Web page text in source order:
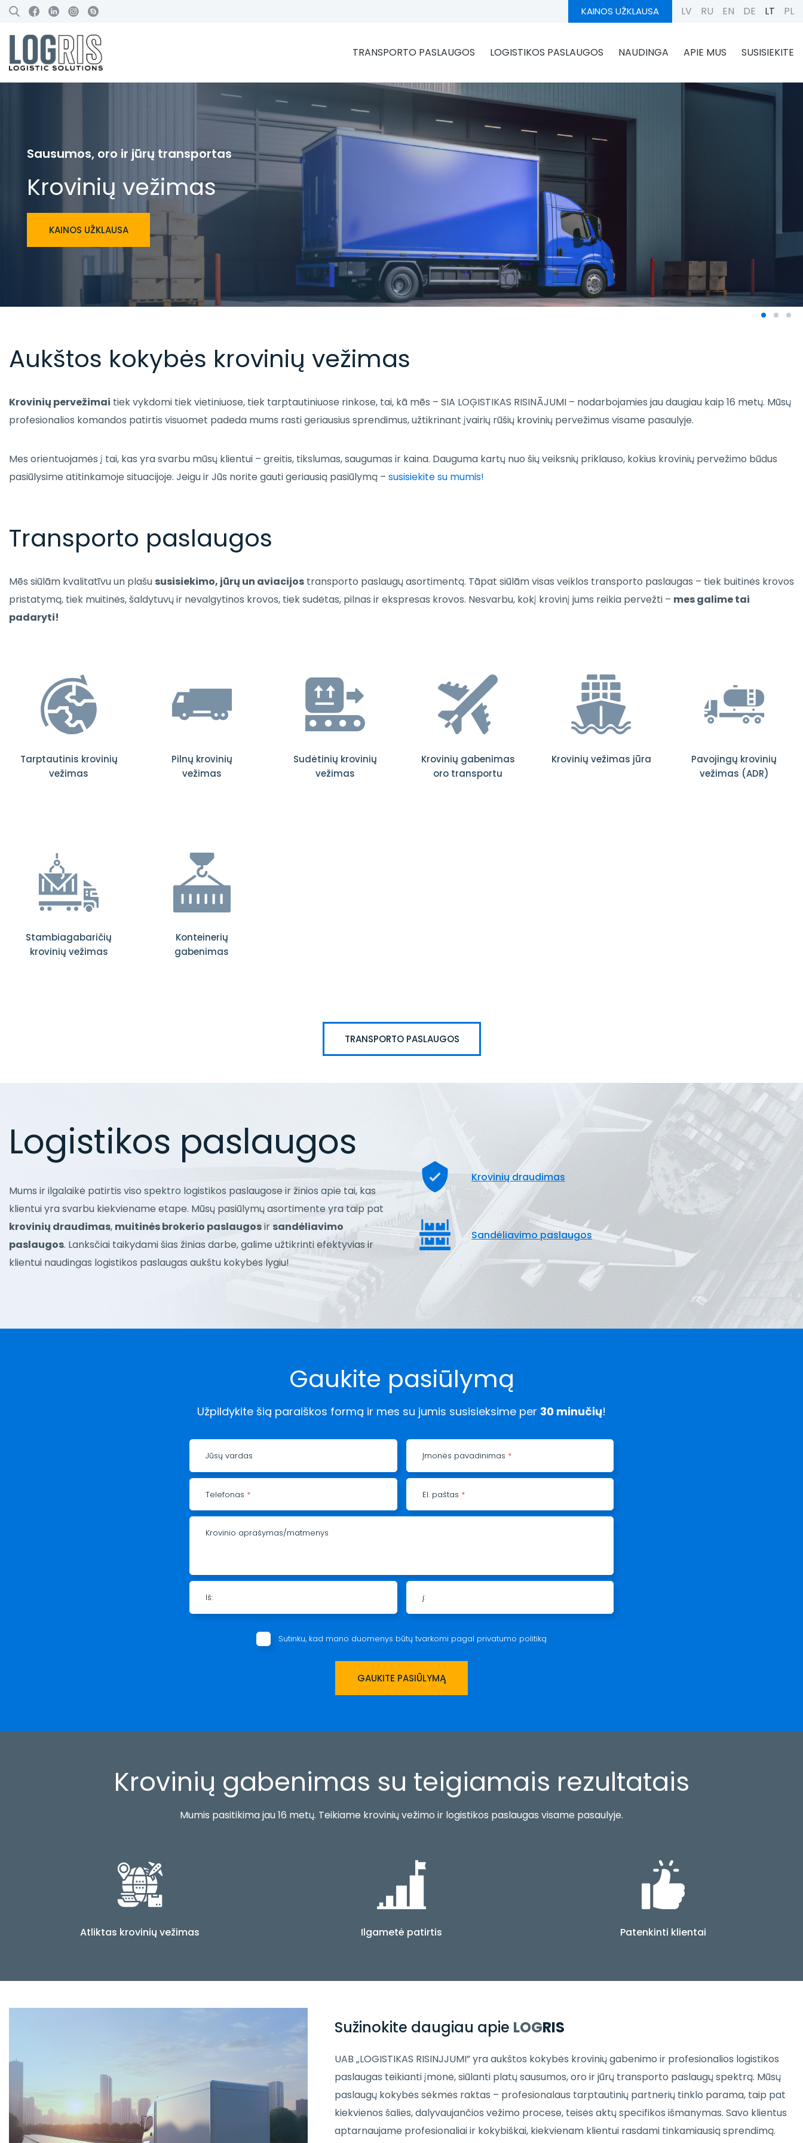
KAINOS UŽKLAUSA LV RU EN DE LT PL
TRANSPORTO PASLAUGOS LOGISTIKOS PASLAUGOS NAUDINGA APIE MUS SUSISIEKITE
Sausumos, oro ir jūrų transportas
Krovinių vežimas
KAINOS UŽKLAUSA
Aukštos kokybės krovinių vežimas
Krovinių pervežimai tiek vykdomi tiek vietiniuose, tiek tarptautiniuose rinkose, tai, kā mēs – SIA LOĢISTIKAS RISINĀJUMI – nodarbojamies jau daugiau kaip 16 metų. Mūsų
profesionalios komandos patirtis visuomet padeda mums rasti geriausius sprendimus, užtikrinant įvairių rūšių krovinių pervežimus visame pasaulyje.
Mes orientuojamės į tai, kas yra svarbu mūsų klientui – greitis, tikslumas, saugumas ir kaina. Dauguma kartų nuo šių veiksnių priklauso, kokius krovinių pervežimo būdus
pasiūlysime atitinkamoje situacijoje. Jeigu ir Jūs norite gauti geriausią pasiūlymą – susisiekite su mumis!
Transporto paslaugos
Mēs siūlām kvalitatīvu un plašu susisiekimo, jūrų un aviacijos transporto paslaugų asortimentą. Tāpat siūlām visas veiklos transporto paslaugas – tiek buitinės krovos
pristatymą, tiek muitinės, šaldytuvų ir nevalgytinos krovos, tiek sudėtas, pilnas ir ekspresas krovos. Nesvarbu, kokį krovinį jums reikia pervežti – mes galime tai
padaryti!
Tarptautinis krovinių
vežimas
Pilnų krovinių
vežimas
Sudėtinių krovinių
vežimas
Krovinių gabenimas
oro transportu
Krovinių vežimas jūra
Pavojingų krovinių
vežimas (ADR)
Stambiagabaričių
krovinių vežimas
Konteinerių
gabenimas
TRANSPORTO PASLAUGOS
Logistikos paslaugos
Mums ir ilgalaikė patirtis viso spektro logistikos paslaugose ir žinios apie tai, kas
klientui yra svarbu kiekviename etape. Mūsų pasiūlymų asortimente yra taip pat
krovinių draudimas, muitinės brokerio paslaugosir sandėliavimo
paslaugos. Lanksčiai taikydami šias žinias darbe, galime užtikrinti efektyvias ir
klientui naudingas logistikos paslaugas aukštu kokybės lygiu!
Krovinių draudimas
Sandėliavimo paslaugos
Gaukite pasiūlymą
Užpildykite šią paraiškos formą ir mes su jumis susisieksime per 30 minučių!
Jūsų vardas Įmonės pavadinimas *
Telefonas * El. paštas *
Krovinio aprašymas/matmenys
Iš: į:
Sutinku, kad mano duomenys būtų tvarkomi pagal privatumo politiką
Krovinių gabenimas su teigiamais rezultatais
Mumis pasitikima jau 16 metų. Teikiame krovinių vežimo ir logistikos paslaugas visame pasaulyje.
Atliktas krovinių vežimas Ilgametė patirtis Patenkinti klientai
Sužinokite daugiau apie LOGRIS
UAB „LOGISTIKAS RISINJJUMI” yra aukštos kokybės krovinių gabenimo ir profesionalios logistikos
paslaugas teikianti įmonė, siūlanti platų sausumos, oro ir jūrų transporto paslaugų spektrą. Mūsų
paslaugų kokybės sėkmės raktas – profesionalaus tarptautinių partnerių tinklo parama, taip pat
kiekvienos šalies, dalyvaujančios vežimo procese, teisės aktų specifikos išmanymas. Savo klientus
aptarnaujame profesionaliai ir kokybiškai, kiekvienam klientui rasdami tinkamiausią sprendimą.